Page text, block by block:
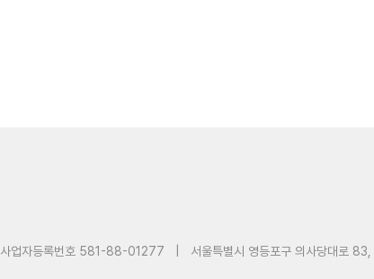
사업자등록번호 581-88-01277
서울특별시 영등포구 의사당대로